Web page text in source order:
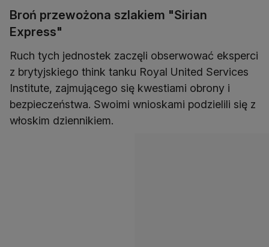
Broń przewożona szlakiem "Sirian
Express"
Ruch tych jednostek zaczęli obserwować eksperci
z brytyjskiego think tanku Royal United Services
Institute, zajmującego się kwestiami obrony i
bezpieczeństwa. Swoimi wnioskami podzielili się z
włoskim dziennikiem.